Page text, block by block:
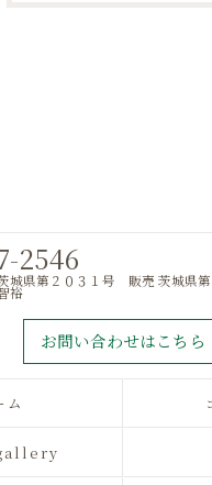
2546
城県第２０３１号 販売 茨城県
裕
お問い合わせはこちら
ム